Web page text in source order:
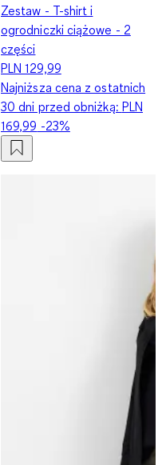
Zestaw - T-shirt i
ogrodniczki ciążowe - 2
części
PLN 129,99
Najniższa cena z ostatnich
30 dni przed obniżką: PLN
169,99 -23%